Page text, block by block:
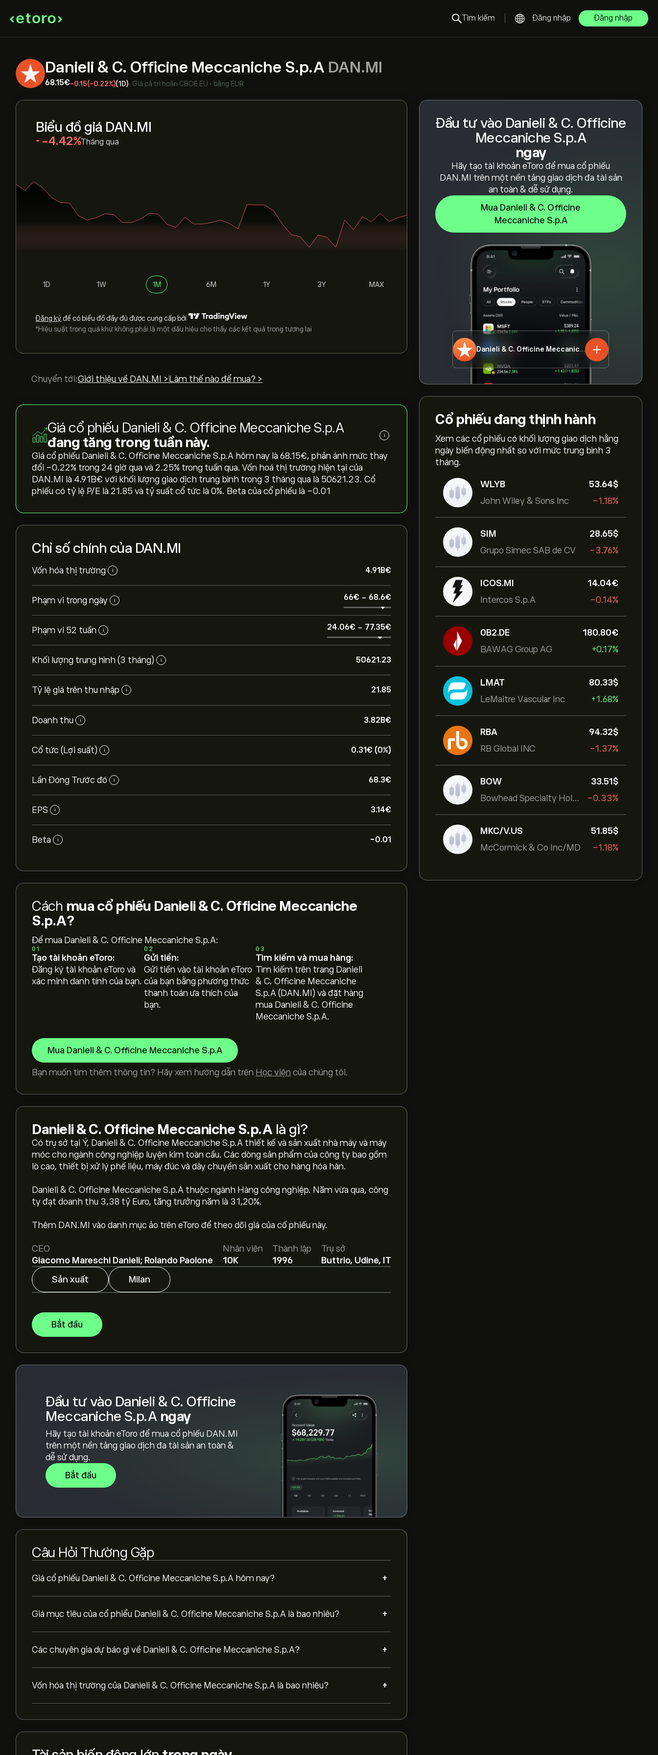
Tìm kiếm Đăng nhập Đăng nhập
Danieli & C. Officine Meccaniche S.p.A DAN.MI
68.15‎€‎-0.15(-0.22%)(1D)• Giá cả trì hoãn CBOE EU • bằng EUR
Đầu tư vào Danieli & C. Officine
Meccaniche S.p.A
ngay
Hãy tạo tài khoản eToro để mua cổ phiếu
DAN.MI trên một nền tảng giao dịch đa tài sản
an toàn & dễ sử dụng.
Mua Danieli & C. Officine
Meccaniche S.p.A
Danieli & C. Officine Meccaniche S.p.A
Cổ phiếu đang thịnh hành
Xem các cổ phiếu có khối lượng giao dịch hằng
ngày biến động nhất so với mức trung bình 3
tháng.
WLYB
John Wiley & Sons Inc
53.64‎$‎
-1.18%
SIM
Grupo Simec SAB de CV
28.65‎$‎
-3.76%
ICOS.MI
Intercos S.p.A
14.04‎€‎
-0.14%
0B2.DE
BAWAG Group AG
180.80‎€‎
+0.17%
LMAT
LeMaitre Vascular Inc
80.33‎$‎
+1.68%
RBA
RB Global INC
94.32‎$‎
-1.37%
BOW
Bowhead Specialty Holdings Inc
33.51‎$‎
-0.33%
MKC/V.US
McCormick & Co Inc/MD
51.85‎$‎
-1.18%
Biểu đồ giá DAN.MI
‎-4.42‎ Tháng qua
1D 1W 1M 6M 1Y 3Y MAX
Đăng ký để có biểu đồ đầy đủ được cung cấp bởi
*Hiệu suất trong quá khứ không phải là một dấu hiệu cho thấy các kết quả trong tương lai
Chuyển tới:Giới thiệu về DAN.MI > Làm thế nào để mua? >
Giá cổ phiếu Danieli & C. Officine Meccaniche S.p.A
đang tăng trong tuần này.
i
Giá cổ phiếu Danieli & C. Officine Meccaniche S.p.A hôm nay là 68.15‎€‎, phản ánh mức thay
đổi ‎-0.22‎% trong 24 giờ qua và ‎2.25‎% trong tuần qua. Vốn hoá thị trường hiện tại của
DAN.MI là 4.91B‎€‎ với khối lượng giao dịch trung bình trong 3 tháng qua là 50621.23. Cổ
phiếu có tỷ lệ P/E là 21.85 và tỷ suất cổ tức là 0%. Beta của cổ phiếu là -0.01
Chỉ số chính của DAN.MI
Vốn hóa thị trường i 4.91B‎€‎
Phạm vi trong ngày i 66‎€‎ - 68.6‎€‎
Phạm vi 52 tuần i 24.06‎€‎ - 77.35‎€‎
Khối lượng trung hình (3 tháng) i 50621.23
Tỷ lệ giá trên thu nhập i 21.85
Doanh thu i 3.82B‎€‎
Cổ tức (Lợi suất) i 0.31‎€‎ (0%)
Lần Đóng Trước đó i 68.3‎€‎
EPS i 3.14‎€‎
Beta i -0.01
Cách mua cổ phiếu Danieli & C. Officine Meccaniche
S.p.A?
Để mua Danieli & C. Officine Meccaniche S.p.A:
01
Tạo tài khoản eToro:
Đăng ký tài khoản eToro và
xác minh danh tính của bạn.
02
Gửi tiền:
Gửi tiền vào tài khoản eToro
của bạn bằng phương thức
thanh toán ưa thích của
bạn.
03
Tìm kiếm và mua hàng:
Tìm kiếm trên trang Danieli
& C. Officine Meccaniche
S.p.A (DAN.MI) và đặt hàng
mua Danieli & C. Officine
Meccaniche S.p.A.
Mua Danieli & C. Officine Meccaniche S.p.A
Bạn muốn tìm thêm thông tin? Hãy xem hướng dẫn trên Học viện của chúng tôi.
Danieli & C. Officine Meccaniche S.p.A là gì?
Có trụ sở tại Ý, Danieli & C. Officine Meccaniche S.p.A thiết kế và sản xuất nhà máy và máy
móc cho ngành công nghiệp luyện kim toàn cầu. Các dòng sản phẩm của công ty bao gồm
lò cao, thiết bị xử lý phế liệu, máy đúc và dây chuyền sản xuất cho hàng hóa hàn.
Danieli & C. Officine Meccaniche S.p.A thuộc ngành Hàng công nghiệp. Năm vừa qua, công
ty đạt doanh thu 3,38 tỷ Euro, tăng trưởng năm là 31,20%.
Thêm DAN.MI vào danh mục ảo trên eToro để theo dõi giá của cố phiếu này.
CEO
Giacomo Mareschi Danieli; Rolando Paolone
Nhân viên
10K
Thành lập
1996
Trụ sở
Buttrio, Udine, IT
Sản xuất
Milan
Bắt đầu
Đầu tư vào Danieli & C. Officine
Meccaniche S.p.A ngay
Hãy tạo tài khoản eToro để mua cổ phiếu DAN.MI
trên một nền tảng giao dịch đa tài sản an toàn &
dễ sử dụng.
Bắt đầu
Câu Hỏi Thường Gặp
Giá cổ phiếu Danieli & C. Officine Meccaniche S.p.A hôm nay? +
Giá DAN.MI hôm nay là 68.15‎€‎.
Giá mục tiêu của cổ phiểu Danieli & C. Officine Meccaniche S.p.A là bao nhiêu? +
Giá mục tiêu trung bình của Danieli & C. Officine Meccaniche S.p.A là 68.15‎€‎.
Các chuyên gia dự báo gì về Danieli & C. Officine Meccaniche S.p.A? +
Các chuyên gia dự báo giá Danieli & C. Officine Meccaniche S.p.A dựa trên xu hướng thị
trường, báo cáo tài chính và dự kiến tăng trưởng. Hãy kiểm tra dự báo mới nhất về giá
tương lai.
Vốn hóa thị trường của Danieli & C. Officine Meccaniche S.p.A là bao nhiêu? +